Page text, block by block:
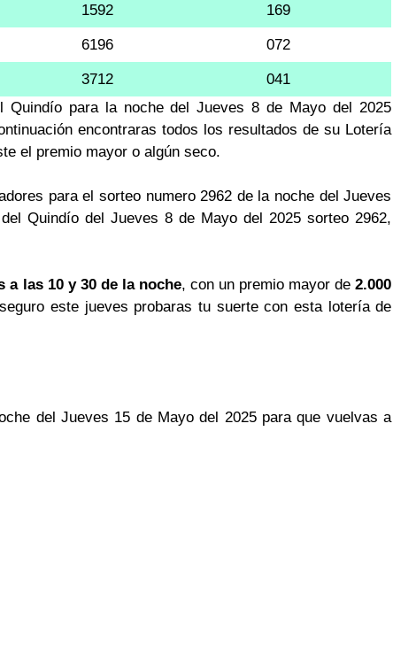
1592 169
6196 072
3712
041
Quindío para la noche del Jueves 8 de Mayo del 2025
encontraras todos los resultados de su Lotería
el premio mayor o algún seco.
para el sorteo numero 2962 de la noche del Jueves
Quindío del Jueves 8 de Mayo del 2025 sorteo 2962,
a las 10 y 30 de la noche, con un premio mayor de2.000
este jueves probaras tu suerte con esta lotería de
del Jueves 15 de Mayo del 2025 para que vuelvas a